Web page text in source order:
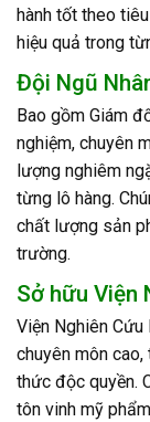
hành tốt theo
hiệu quả trong
Đội Ngũ
Bao gồm Giám
nghiệm, chuyên
lượng nghiêm
từng lô hàng.
chất lượng sản
trường.
Sở hữu Viện
Viện Nghiên
chuyên môn
thức độc quyền.
tôn vinh mỹ